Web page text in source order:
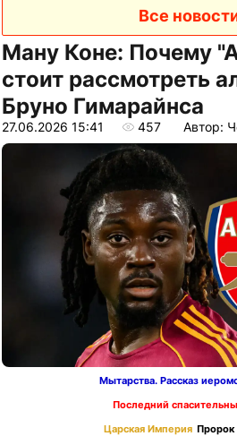
Все
Ману Коне: Почему
стоит рассмотреть
Бруно Гимарайнса
27.06.2026 15:41 457 Автор:
Мытарства. Рассказ
Последний
Царская Империя Пророк